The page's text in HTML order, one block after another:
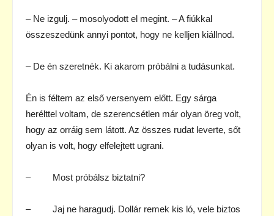
– Ne izgulj. – mosolyodott el megint. – A fiúkkal
összeszedünk annyi pontot, hogy ne kelljen kiállnod.
– De én szeretnék. Ki akarom próbálni a tudásunkat.
Én is féltem az első versenyem előtt. Egy sárga
herélttel voltam, de szerencsétlen már olyan öreg volt,
hogy az orráig sem látott. Az összes rudat leverte, sőt
olyan is volt, hogy elfelejtett ugrani.
– Most próbálsz biztatni?
– Jaj ne haragudj. Dollár remek kis ló, vele biztos